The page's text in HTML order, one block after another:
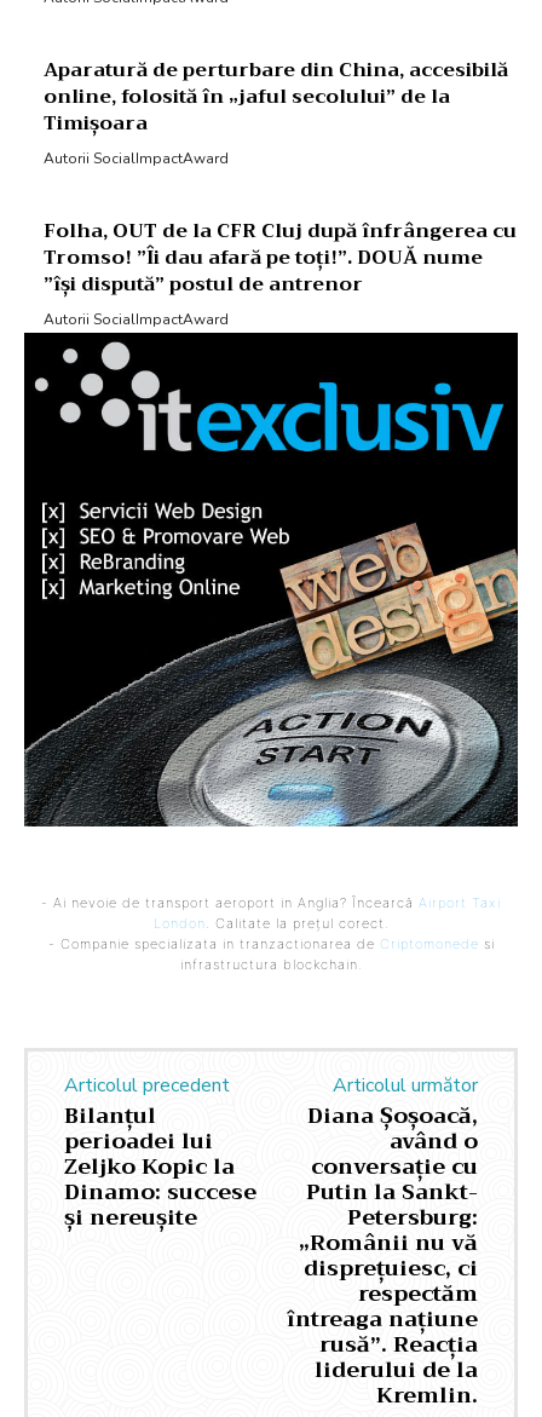
Aparatură de perturbare din China, accesibilă
online, folosită în „jaful secolului” de la
Timișoara
Autorii SocialImpactAward
Folha, OUT de la CFR Cluj după înfrângerea cu
Tromso! ”Îi dau afară pe toți!”. DOUĂ nume
”își dispută” postul de antrenor
Autorii SocialImpactAward
- Ai nevoie de transport aeroport in Anglia? Încearcă Airport Taxi
London. Calitate la prețul corect.
- Companie specializata in tranzactionarea de Criptomonede si
infrastructura blockchain.
Articolul precedent
Bilanțul
perioadei lui
Zeljko Kopic la
Dinamo: succese
și nereușite
Articolul următor
Diana Șoșoacă,
având o
conversație cu
Putin la Sankt-
Petersburg:
„Românii nu vă
disprețuiesc, ci
respectăm
întreaga națiune
rusă”. Reacția
liderului de la
Kremlin.